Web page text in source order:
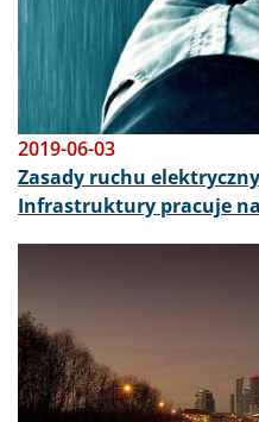
2019-06-03
Zasady ruchu
Infrastruktury pracuje